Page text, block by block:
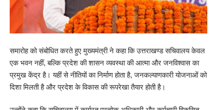
समारोह को संबोधित करते हुए मुख्यमंत्री ने कहा कि उत्तराखण्ड सचिवालय केवल
एक भवन नहीं, बल्कि प्रदेश की शासन व्यवस्था की आत्मा और जनविश्वास का
प्रमुख केंद्र है। यहीं से नीतियों का निर्माण होता है, जनकल्याणकारी योजनाओं को
दिशा मिलती है और प्रदेश के विकास की रूपरेखा तैयार होती है।